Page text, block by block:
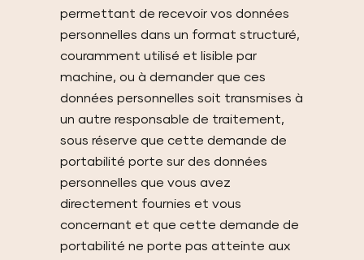
permettant de recevoir vos données
personnelles dans un format structuré,
couramment utilisé et lisible par
machine, ou à demander que ces
données personnelles soit transmises à
un autre responsable de traitement,
sous réserve que cette demande de
portabilité porte sur des données
personnelles que vous avez
directement fournies et vous
concernant et que cette demande de
portabilité ne porte pas atteinte aux